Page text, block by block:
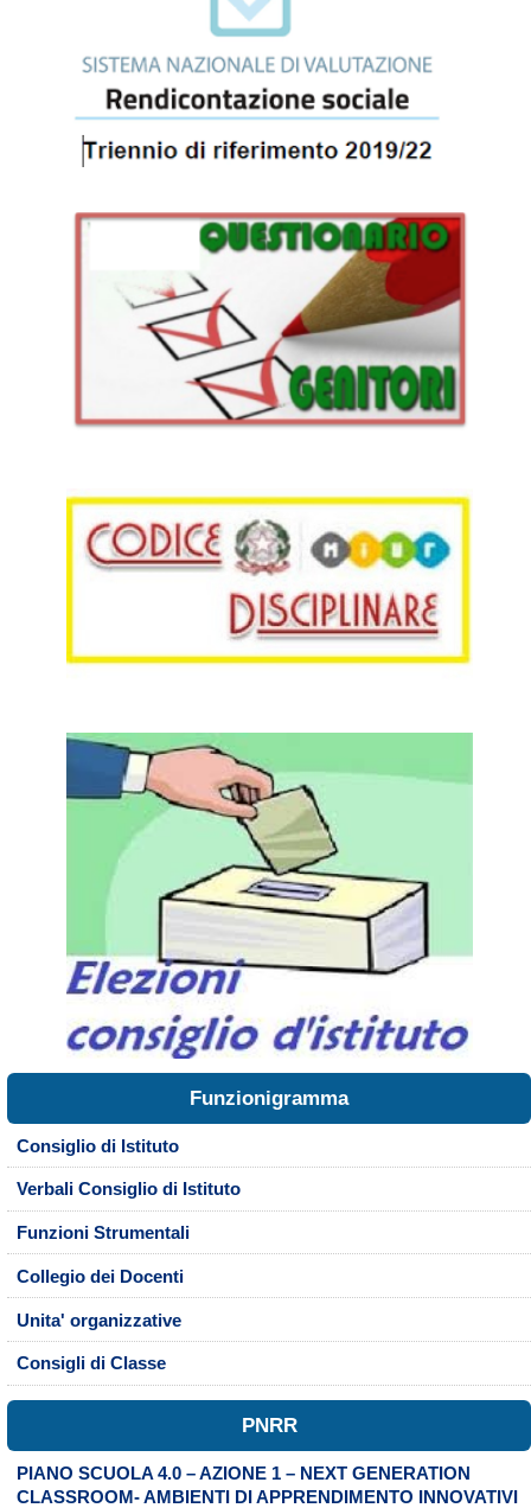
Funzionigramma
Consiglio di Istituto
Verbali Consiglio di Istituto
Funzioni Strumentali
Collegio dei Docenti
Unita' organizzative
Consigli di Classe
PNRR
PIANO SCUOLA 4.0 – AZIONE 1 – NEXT GENERATION
CLASSROOM- AMBIENTI DI APPRENDIMENTO INNOVATIVI